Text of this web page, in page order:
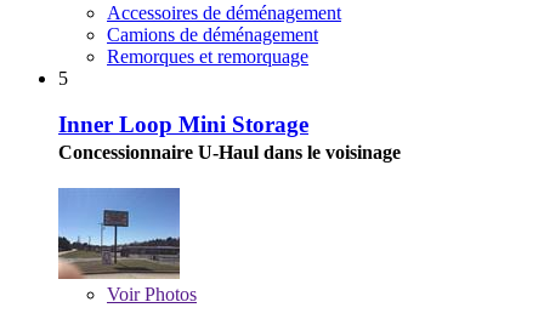
Accessoires de déménagement
Camions de déménagement
Remorques et remorquage
5
Inner Loop Mini Storage
Concessionnaire U-Haul dans le voisinage
VoirPhotos